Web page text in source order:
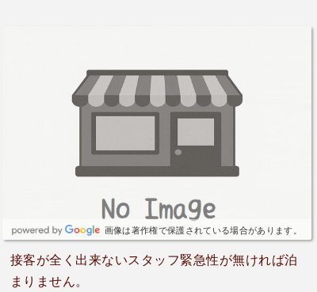
画像は著作権で保護されている場合があります。
接客が全く出来ないスタッフ緊急性が無ければ泊
まりません。